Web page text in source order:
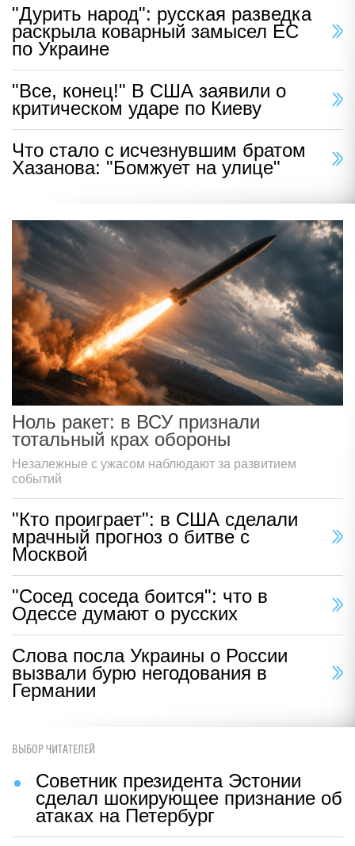
"Дурить народ": русская разведка
раскрыла коварный замысел ЕС
по Украине
"Все, конец!" В США заявили о
критическом ударе по Киеву
Что стало с исчезнувшим братом
Хазанова: "Бомжует на улице"
Ноль ракет: в ВСУ признали
тотальный крах обороны
Незалежные с ужасом наблюдают за развитием
событий
"Кто проиграет": в США сделали
мрачный прогноз о битве с
Москвой
"Сосед соседа боится": что в
Одессе думают о русских
Слова посла Украины о России
вызвали бурю негодования в
Германии
ВЫБОР ЧИТАТЕЛЕЙ
Советник президента Эстонии
сделал шокирующее признание об
атаках на Петербург